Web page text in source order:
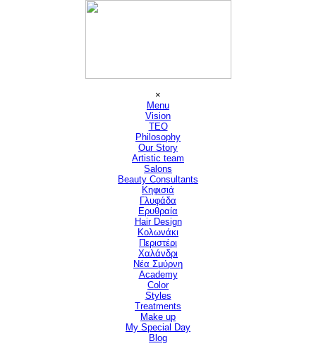
Μετάβαση στο περιεχόμενο
×
Menu
Vision
TEO
Philosophy
Our Story
Artistic team
Salons
Beauty Consultants
Κηφισιά
Γλυφάδα
Ερυθραία
Hair Design▼
Κολωνάκι
Περιστέρι
Χαλάνδρι
Νέα Σμύρνη
Academy
Color
Styles
Treatments
Make up
My Special Day
Blog